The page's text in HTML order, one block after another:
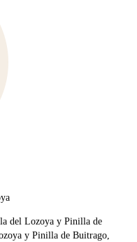
del Lozoya y Pinilla de
y Pinilla de Buitrago,